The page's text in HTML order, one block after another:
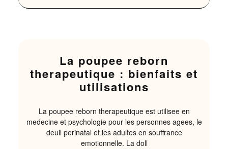
La poupee reborn
therapeutique : bienfaits et
utilisations
La poupee reborn therapeutique est utilisee en
medecine et psychologie pour les personnes agees, le
deuil perinatal et les adultes en souffrance
emotionnelle. La doll